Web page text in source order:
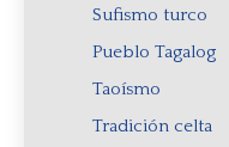
Sufismo turco
Pueblo Tagalog
Taoísmo
Tradición celta